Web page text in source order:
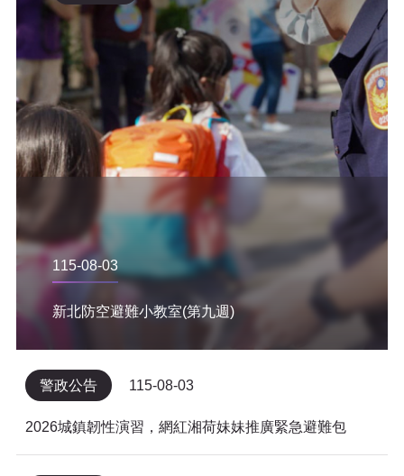
115-08-03
新北防空避難小教室(第九週)
警政公告 115-08-03
2026城鎮韌性演習，網紅湘荷妹妹推廣緊急避難包